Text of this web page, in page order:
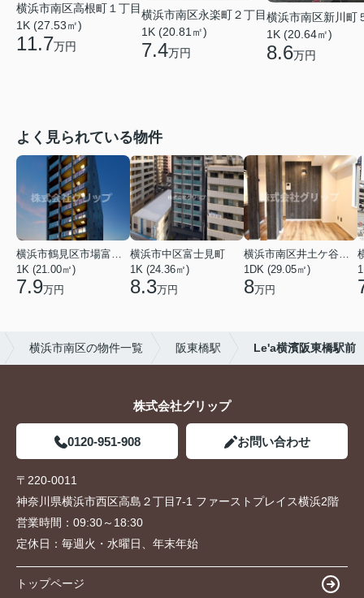
横浜市南区高根町１丁目
1K (27.53㎡)
11.7万円
横浜市南区永楽町２丁目
1K (20.81㎡)
7.4万円
横浜市南区新川町
1K (20.64㎡)
8.6万円
よく見られている物件
1K (21.00㎡)
7.9万円
横浜市中区富士見町
1K (24.36㎡)
8.3万円
1DK (29.05㎡)
8万円
横浜市南区の物件一覧 阪東橋駅 Le'a横濱阪東橋駅前
株式会社グリップ
0120-951-908 お問い合わせ
〒220-0011
神奈川県横浜市西区高島２丁目7-1 ファーストプレイス横浜2階
営業時間： 09:30～18:30
定休日： 毎週火・水曜日、年末年始
トップページ